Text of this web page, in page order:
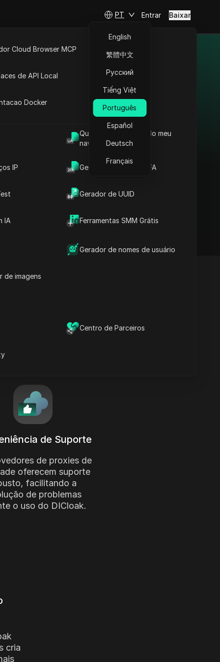
Qual é o User Agent do meu
navegador
IP Gerador de Código 2FA
Gerador de UUID
IA Ferramentas SMM Grátis
Gerador de nomes de usuário
de imagens
Centro de Parceiros
Cloud Browser MCP
de API Local
Docker
PT
English
繁體中文
Русский
Tiếng Việt
Português
Español
Deutsch
Français
Entrar Baixar
de Suporte
de proxies de
oferecem suporte
facilitando a
de problemas
o uso do DICloak.
cria